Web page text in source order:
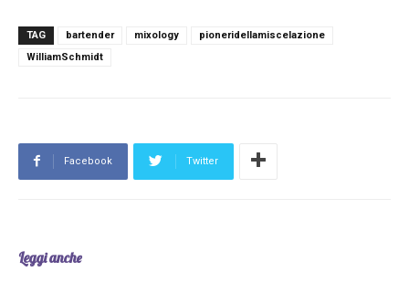
TAG bartender mixology
pioneridellamiscelazione
WilliamSchmidt
Facebook Twitter
Leggi anche